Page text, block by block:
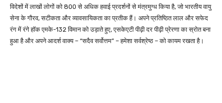
विदेशों में लाखों लोगों को 800 से अधिक हवाई प्रदर्शनों से मंत्रमुग्ध किया है, जो भारतीय वायु
सेना के गौरव, सटीकता और व्यावसायिकता का प्रतीक हैं। अपने प्रतिष्ठित लाल और सफेद
रंग में रंगे हॉक एमके-132 विमान को उड़ाते हुए, एसकेएटी पीढ़ी दर पीढ़ी प्रेरणा का स्रोत बना
हुआ है और अपने आदर्श वाक्य – “सदैव सर्वोत्तम” – हमेशा सर्वश्रेष्ठ – को कायम रखता है।